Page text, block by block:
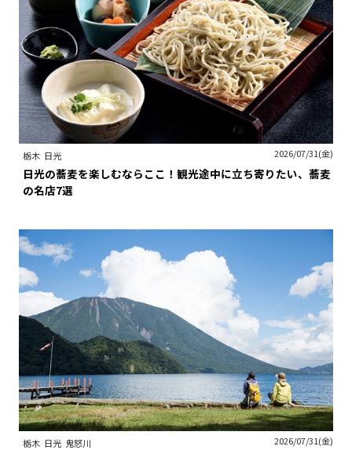
栃木 日光 2026/07/31(金)
日光の蕎麦を楽しむならここ！観光途中に立ち寄りたい、蕎麦
の名店7選
栃木 日光 鬼怒川 2026/07/31(金)